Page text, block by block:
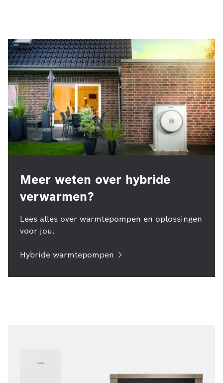
Meer weten over hybride
verwarmen?
Lees alles over warmtepompen en oplossingen
voor jou.
Hybride warmtepompen